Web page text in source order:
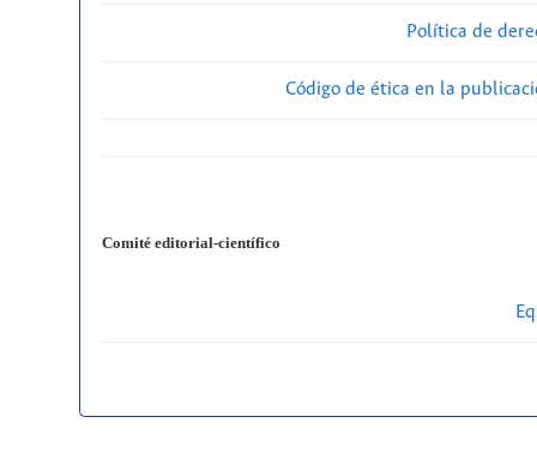
Política de
Código de ética en la
Comité editorial-científico